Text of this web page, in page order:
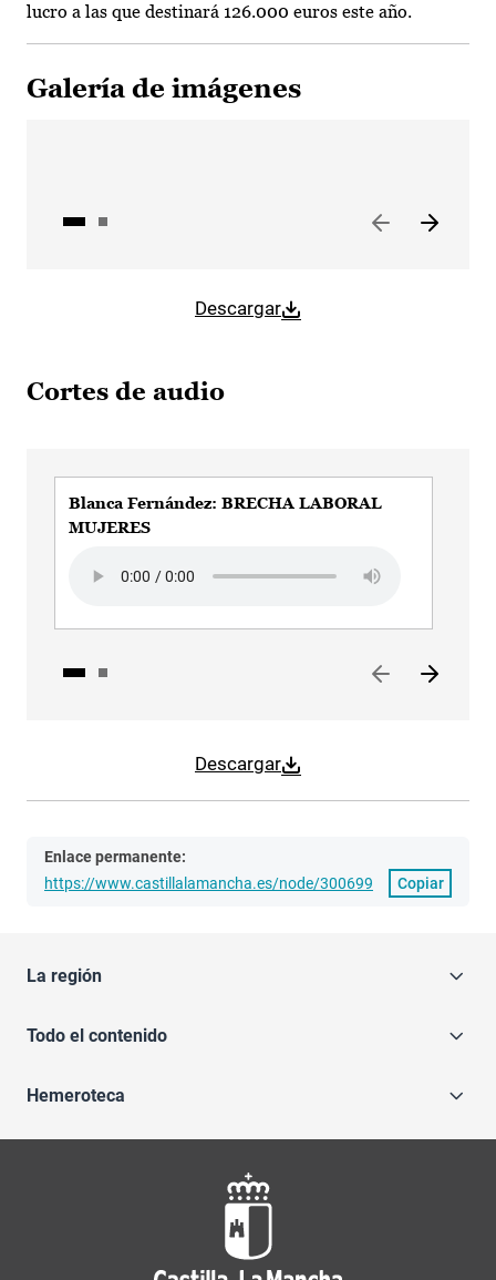
lucro a las que destinará 126.000 euros este año.
Galería de imágenes
Descargar
Cortes de audio
Descargar
Blanca Fernández: BRECHA LABORAL
MUJERES
Enlace permanente:
https://www.castillalamancha.es/node/300699
Copiar
La región
Todo el contenido
Hemeroteca